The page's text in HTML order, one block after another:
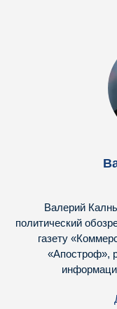
Валерий
политический
газету
«Апостроф»,